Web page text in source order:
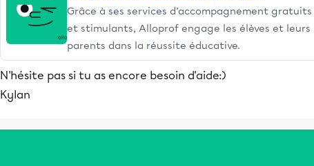
Grâce à ses services d’accompagnement gratuits
et stimulants, Alloprof engage les élèves et leurs
parents dans la réussite éducative.
N'hésite pas si tu as encore besoin d'aide:)
Kylan